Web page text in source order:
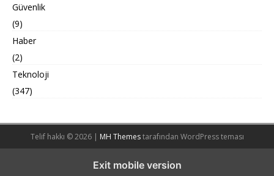
Güvenlik
(9)
Haber
(2)
Teknoloji
(347)
Telif hakkı © 2026 | MH Themestarafından WordPress teması
Exit mobile version